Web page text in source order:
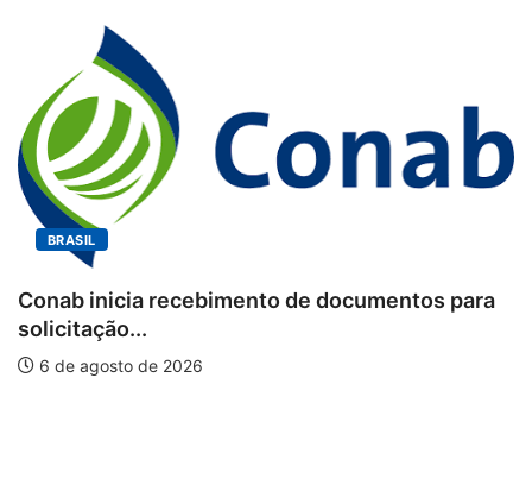
BRASIL
Conab inicia recebimento de documentos para
solicitação...
6 de agosto de 2026